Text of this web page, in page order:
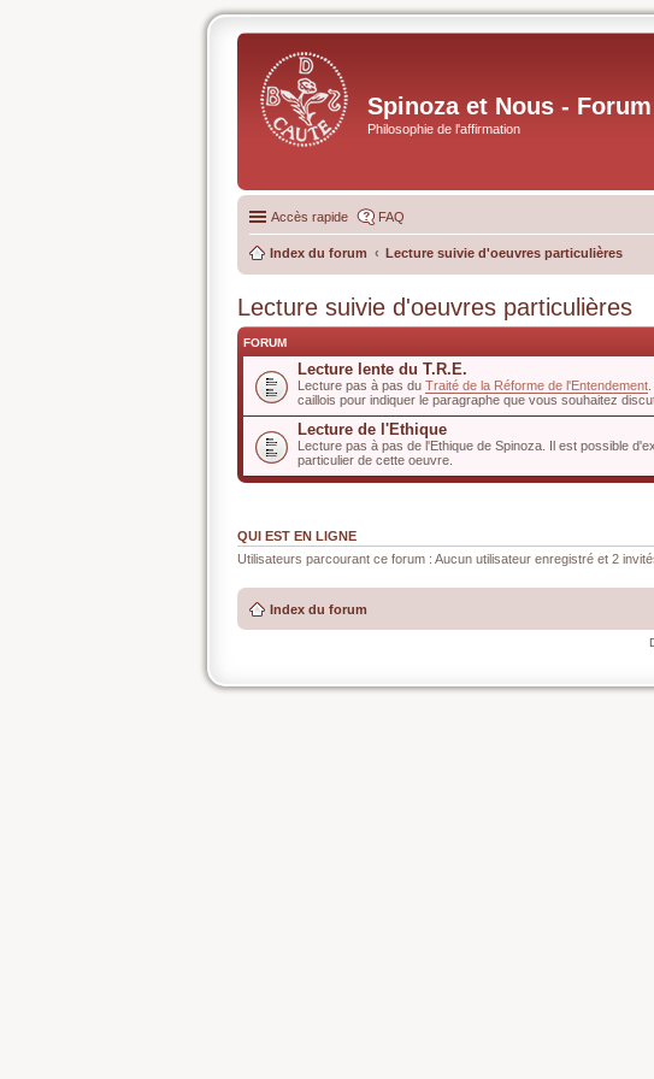
Spinoza et Nous - Forum
Philosophie de l'affirmation
Accès rapide FAQ
Index du forum Lecture suivie d'oeuvres particulières
Lecture suivie d'oeuvres particulières
FORUM
Lecture lente du T.R.E.
Lecture pas à pas du Traité de la Réforme de l'Entendement
caillois pour indiquer le paragraphe que vous souhaitez
Lecture de l'Ethique
Lecture pas à pas de l'Ethique de Spinoza. Il est possible
particulier de cette oeuvre.
QUI EST EN LIGNE
Utilisateurs parcourant ce forum : Aucun utilisateur enregistré et 2
Index du forum